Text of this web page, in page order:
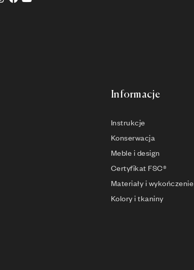
Informacje
Instrukcje
Konserwacja
Meble i design
Certyfikat FSC®
Materiały i wykończenie
Kolory i tkaniny